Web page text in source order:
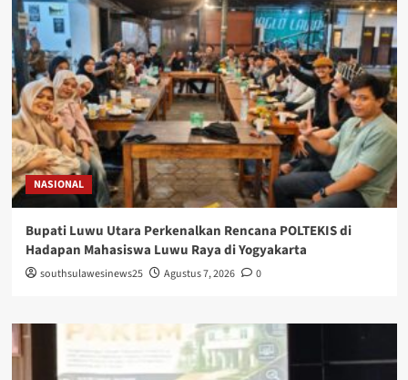
NASIONAL
Bupati Luwu Utara Perkenalkan Rencana POLTEKIS di
Hadapan Mahasiswa Luwu Raya di Yogyakarta
southsulawesinews25 Agustus 7, 2026 0